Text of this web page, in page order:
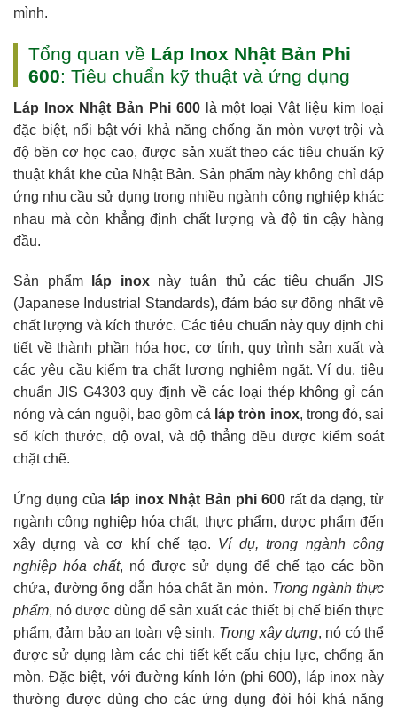
mình.
Tổng quan về Láp Inox Nhật Bản Phi
600: Tiêu chuẩn kỹ thuật và ứng dụng
Láp Inox Nhật Bản Phi 600là một loại Vật liệu kim loại
đặc biệt, nổi bật với khả năng chống ăn mòn vượt trội và
độ bền cơ học cao, được sản xuất theo các tiêu chuẩn kỹ
thuật khắt khe của Nhật Bản. Sản phẩm này không chỉ đáp
ứng nhu cầu sử dụng trong nhiều ngành công nghiệp khác
nhau mà còn khẳng định chất lượng và độ tin cậy hàng
đầu.
Sản phẩm láp inoxnày tuân thủ các tiêu chuẩn JIS
(Japanese Industrial Standards), đảm bảo sự đồng nhất về
chất lượng và kích thước. Các tiêu chuẩn này quy định chi
tiết về thành phần hóa học, cơ tính, quy trình sản xuất và
các yêu cầu kiểm tra chất lượng nghiêm ngặt. Ví dụ, tiêu
chuẩn JIS G4303 quy định về các loại thép không gỉ cán
nóng và cán nguội, bao gồm cả láp tròn inox, trong đó, sai
số kích thước, độ oval, và độ thẳng đều được kiểm soát
chặt chẽ.
Ứng dụng của láp inox Nhật Bản phi 600 rất đa dạng, từ
ngành công nghiệp hóa chất, thực phẩm, dược phẩm đến
xây dựng và cơ khí chế tạo. Ví dụ, trong ngành công
nghiệp hóa chất, nó được sử dụng để chế tạo các bồn
chứa, đường ống dẫn hóa chất ăn mòn. Trong ngành thực
phẩm, nó được dùng để sản xuất các thiết bị chế biến thực
phẩm, đảm bảo an toàn vệ sinh. Trong xây dựng, nó có thể
được sử dụng làm các chi tiết kết cấu chịu lực, chống ăn
mòn. Đặc biệt, với đường kính lớn (phi 600), láp inox này
thường được dùng cho các ứng dụng đòi hỏi khả năng